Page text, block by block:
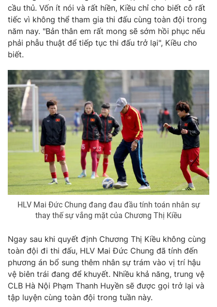
cầu thủ. Vốn ít nói và rất hiền, Kiều chỉ cho biết cô rất
tiếc vì không thể tham gia thi đấu cùng toàn đội trong
năm nay. "Bản thân em rất mong sẽ sớm hồi phục nếu
phải phẫu thuật để tiếp tục thi đấu trở lại", Kiều cho
biết.
HLV Mai Đức Chung đang đau đầu tính toán nhân sự
thay thế sự vắng mặt của Chương Thị Kiều
Ngay sau khi quyết định Chương Thị Kiều không cùng
toàn đội đi thi đấu, HLV Mai Đức Chung đã tính đến
phương án bổ sung thêm nhân sự trám vào vị trí hậu
vệ biên trái đang để khuyết. Nhiều khả năng, trung vệ
CLB Hà Nội Phạm Thanh Huyền sẽ được gọi trở lại và
tập luyện cùng toàn đội trong tuần này.